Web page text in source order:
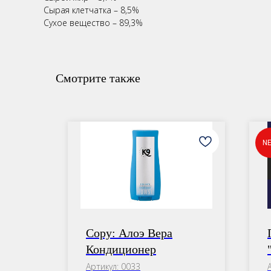
Сырая клетчатка – 8,5%
Сухое вещество – 89,3%
Смотрите также
Copy: Алоэ Вера
Кондиционер
Артикул: 0033